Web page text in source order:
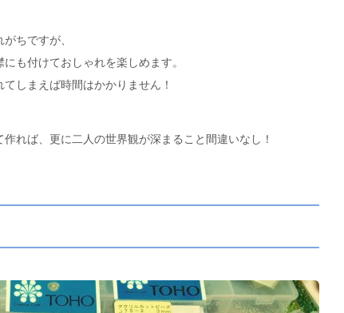
ちですが、
も付けておしゃれを楽しめます。
しまえば時間はかかりません！
れば、更に二人の世界観が深まること間違いなし！